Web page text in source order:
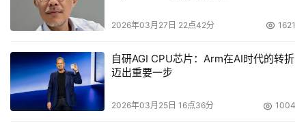
2026年03月27日 22点42分 1621
自研AGI CPU芯片：Arm在AI时代的转折
迈出重要一步
2026年03月25日 16点36分 1004